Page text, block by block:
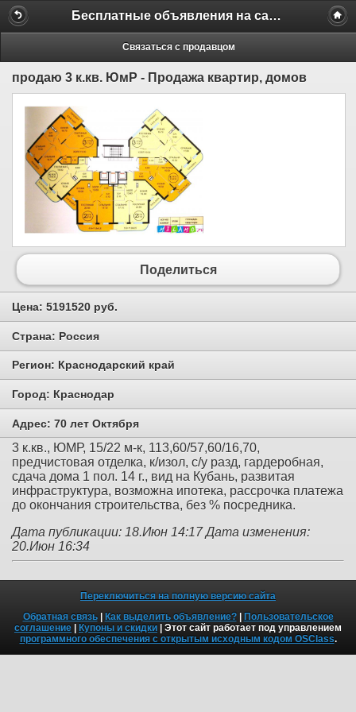
Бесплатные объявления на сайте MILAMO.ru
Связаться с продавцом
продаю 3 к.кв. ЮмР - Продажа квартир, домов
Поделиться
Цена: 5191520 руб.
Страна: Россия
Регион: Краснодарский край
Город: Краснодар
Адрес: 70 лет Октября
3 к.кв., ЮМР, 15/22 м-к, 113,60/57,60/16,70,
предчистовая отделка, к/изол, с/у разд, гардеробная,
сдача дома 1 пол. 14 г., вид на Кубань, развитая
инфраструктура, возможна ипотека, рассрочка платежа
до окончания строительства, без % посредника.
Дата публикации: 18.Июн 14:17 Дата изменения:
20.Июн 16:34
Переключиться на полную версию сайта
Обратная связь| Как выделить объявление?|
Пользовательское
соглашение
Купоны и скидки | Этот сайт работает под управлением
программного обеспечения с открытым исходным кодом OSClass.